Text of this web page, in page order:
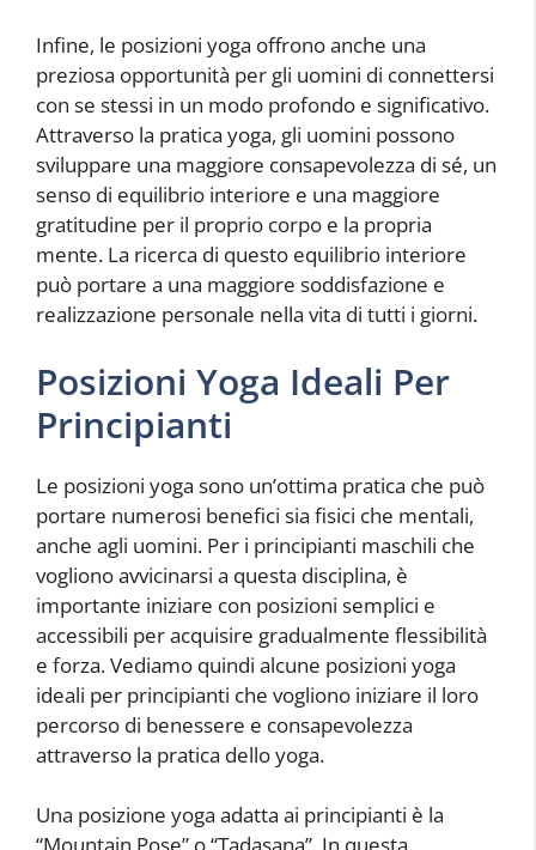
Infine, le posizioni yoga offrono anche una
preziosa opportunità per gli uomini di connettersi
con se stessi in un modo profondo e significativo.
Attraverso la pratica yoga, gli uomini possono
sviluppare una maggiore consapevolezza di sé, un
senso di equilibrio interiore e una maggiore
gratitudine per il proprio corpo e la propria
mente. La ricerca di questo equilibrio interiore
può portare a una maggiore soddisfazione e
realizzazione personale nella vita di tutti i giorni.
Posizioni Yoga Ideali Per
Principianti
Le posizioni yoga sono un’ottima pratica che può
portare numerosi benefici sia fisici che mentali,
anche agli uomini. Per i principianti maschili che
vogliono avvicinarsi a questa disciplina, è
importante iniziare con posizioni semplici e
accessibili per acquisire gradualmente flessibilità
e forza. Vediamo quindi alcune posizioni yoga
ideali per principianti che vogliono iniziare il loro
percorso di benessere e consapevolezza
attraverso la pratica dello yoga.
Una posizione yoga adatta ai principianti è la